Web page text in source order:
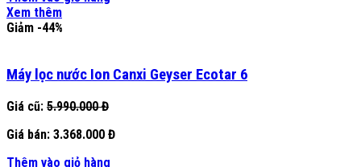
Xem thêm
Giảm -44%
Máy lọc nước Ion Canxi Geyser Ecotar 6
Giá cũ: 5.990.000 Đ
Giá bán: 3.368.000 Đ
Thêm vào giỏ hàng